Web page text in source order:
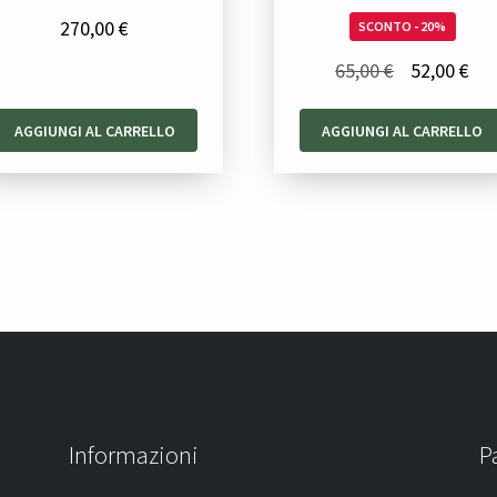
270,00€
AGGIUNGI AL CARRELLO
SCONTO - 20%
65,00€
originale
52,00€Il
AGGIUNGI AL CARRELLO
Informazioni